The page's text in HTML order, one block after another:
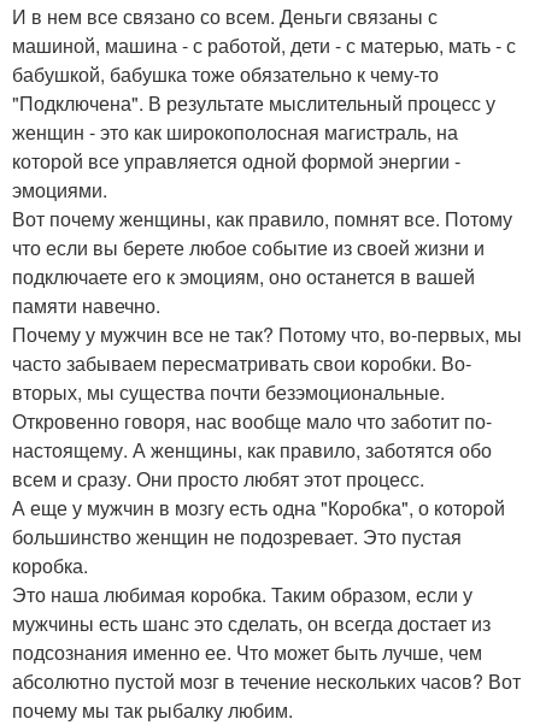
И в нем все связано со всем. Деньги связаны с
машиной, машина - с работой, дети - с матерью, мать - с
бабушкой, бабушка тоже обязательно к чему-то
"Подключена". В результате мыслительный процесс у
женщин - это как широкополосная магистраль, на
которой все управляется одной формой энергии -
эмоциями.
Вот почему женщины, как правило, помнят все. Потому
что если вы берете любое событие из своей жизни и
подключаете его к эмоциям, оно останется в вашей
памяти навечно.
Почему у мужчин все не так? Потому что, во-первых, мы
часто забываем пересматривать свои коробки. Во-
вторых, мы существа почти безэмоциональные.
Откровенно говоря, нас вообще мало что заботит по-
настоящему. А женщины, как правило, заботятся обо
всем и сразу. Они просто любят этот процесс.
А еще у мужчин в мозгу есть одна "Коробка", о которой
большинство женщин не подозревает. Это пустая
коробка.
Это наша любимая коробка. Таким образом, если у
мужчины есть шанс это сделать, он всегда достает из
подсознания именно ее. Что может быть лучше, чем
абсолютно пустой мозг в течение нескольких часов? Вот
почему мы так рыбалку любим.